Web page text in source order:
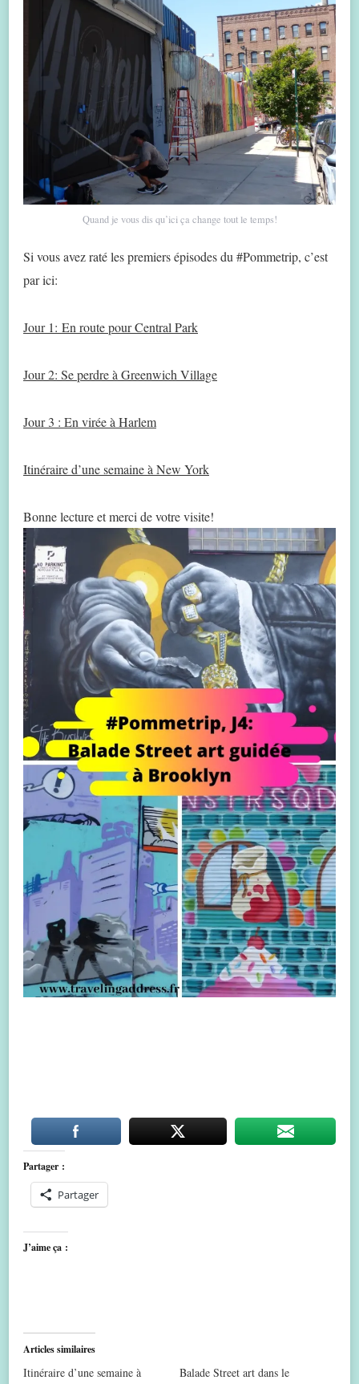
Quand je vous dis qu’ici ça change tout le temps!
Si vous avez raté les premiers épisodes du #Pommetrip, c’est
par ici:
Jour 1: En route pour Central Park
Jour 2: Se perdre à Greenwich Village
Jour 3 : En virée à Harlem
Itinéraire d’une semaine à New York
Bonne lecture et merci de votre visite!
Partager :
Partager
J’aime ça :
Articles similaires
Itinéraire d’une semaine à
Balade Street art dans le